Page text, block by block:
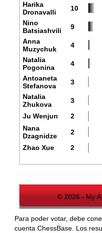
Harika
Dronavalli
10
Nino
Batsiashvili
9
Anna
Muzychuk
4
Natalia
Pogonina
4
Antoaneta
Stefanova
3
Natalia
Zhukova
3
Ju Wenjun
2
Nana
Dzagnidze
2
Zhao Xue
2
© 2026 - My
Para poder votar, debe
cuenta ChessBase. Los